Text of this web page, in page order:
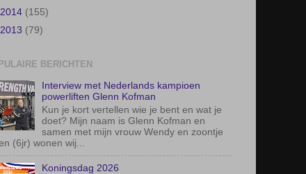
2014 (155)
2013 (79)
BERICHTEN
Interview met Nederlands kampioen
powerliften Glenn Kofman
Kun je kort vertellen wie je bent en wat je
doet? Mijn naam is Glenn Kofman en
samen met mijn vrouw Wendy en zoontje
(6jr) wonen wij...
Koningsdag 2026